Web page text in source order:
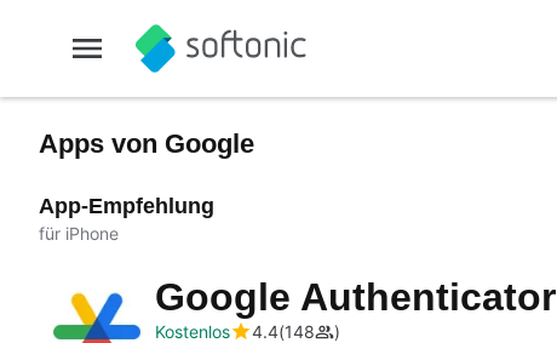
Apps von Google
App-Empfehlung
für iPhone
Google Authenticator
Kostenlos
4.4 148